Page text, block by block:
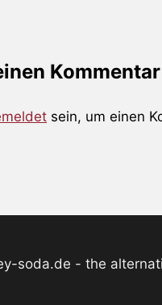
Kommentar
sein, um einen
soda.de - the